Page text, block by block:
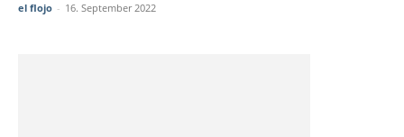
el flojo - 16. September 2022